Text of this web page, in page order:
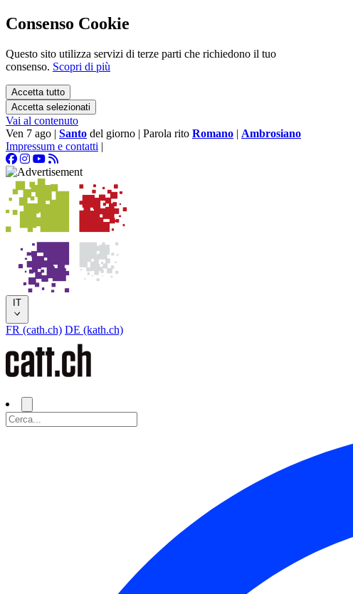
Consenso Cookie
Questo sito utilizza servizi di terze parti che richiedono il tuo
consenso. Scopri di più
Accetta tutto
Accetta selezionati
Vai al contenuto
Ven 7 ago | Santo del giorno | Parola rito Romano | Ambrosiano
Impressum e contatti |
IT
FR (cath.ch) DE (kath.ch)